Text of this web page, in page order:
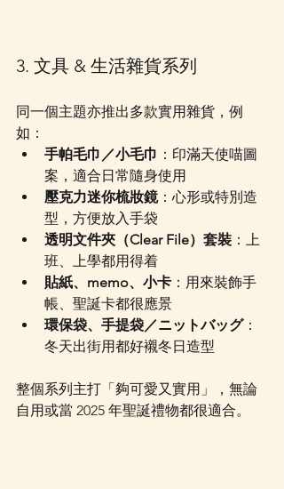
3. 文具 & 生活雜貨系列
同一個主題亦推出多款實用雜貨，例
如：
手帕毛巾／小毛巾 ：印滿天使喵圖
案，適合日常隨身使用
壓克力迷你梳妝鏡：心形或特別造
型，方便放入手袋
透明文件夾（Clear File）套裝 ：上
班、上學都用得着
貼紙、memo、小卡 ：用來裝飾手
帳、聖誕卡都很應景
環保袋、手提袋／ニットバッグ：
冬天出街用都好襯冬日造型
整個系列主打「夠可愛又實用」，無論
自用或當 2025 年聖誕禮物都很適合。